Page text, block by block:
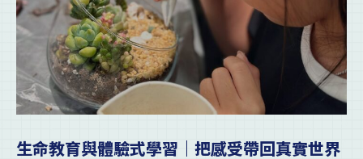
生命教育與體驗式學習｜把感受帶回真實世界